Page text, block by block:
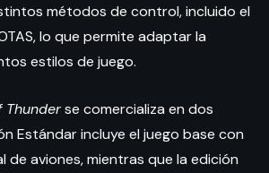
métodos de control, incluido el
lo que permite adaptar la
estilos de juego.
Thunderse comercializa en dos
Estándar incluye el juego base con
de aviones, mientras que la edición